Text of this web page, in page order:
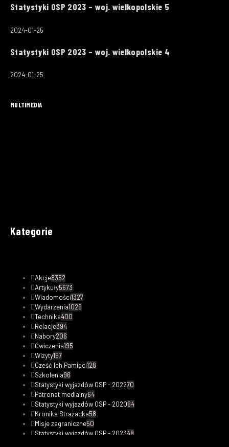
Statystyki OSP 2023 – woj. wielkopolskie 5
2024-01-25
Statystyki OSP 2023 – woj. wielkopolskie 4
2024-01-25
MULTIMEDIA
Kategorie
Akcje8352
Artykuły5673
Wiadomości1327
Wydarzenia1029
Technika400
Relacje394
Nabory206
Ćwiczenia195
Wizyty157
Cześć Ich Pamięci128
Szkolenia96
Statystyki wyjazdów OSP - 202270
Patronat medialny64
Statystyki wyjazdów OSP - 202064
Kronika Strażacka58
Misje zagraniczne50
Statystyki wyjazdów OSP - 202348